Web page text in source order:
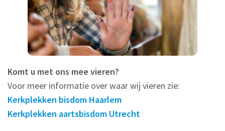
Komt u met ons mee vieren?
Voor meer informatie over waar wij vieren zie:
Kerkplekken bisdom Haarlem
Kerkplekken aartsbisdom Utrecht